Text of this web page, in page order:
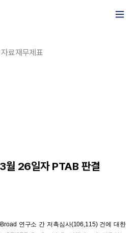
료재무제표
26일자 PTAB 판결
연구소 간 저촉심사(106,115) 건에 대한